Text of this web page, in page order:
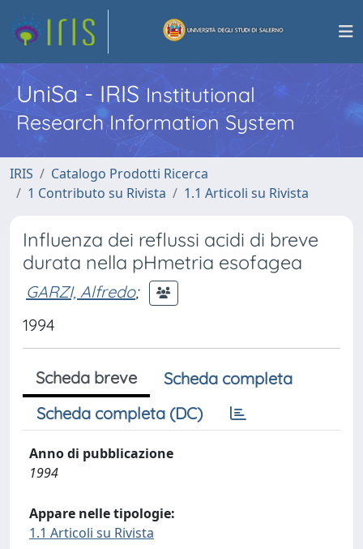
UniSa - IRISInstitutional
Research Information System
IRIS
Catalogo Prodotti Ricerca
1 Contributo su Rivista
1.1 Articoli su Rivista
Influenza dei reflussi acidi di breve
durata nella pHmetria esofagea
GARZI, Alfredo;
1994
Scheda breve
Scheda completa
Scheda completa (DC)
Anno di pubblicazione
1994
Appare nelle tipologie:
1.1 Articoli su Rivista